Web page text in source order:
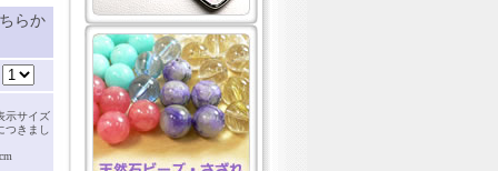
らか
示サイズ
きまし